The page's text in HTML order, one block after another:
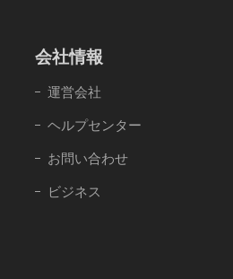
会社情報
運営会社
ヘルプセンター
お問い合わせ
ビジネス